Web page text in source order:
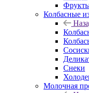
Колбасные
Снеки
Молочная